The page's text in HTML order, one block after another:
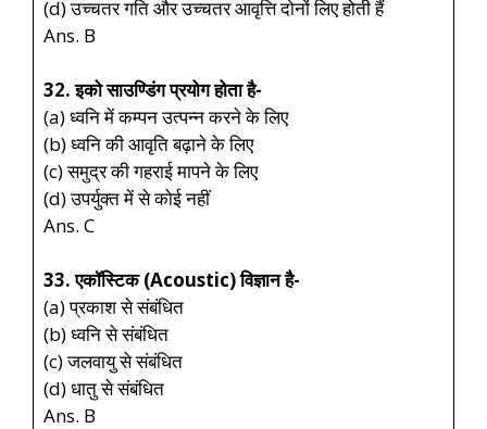
(d) उच्चतर गति और उच्चतर आवृत्ति दोनों लिए होती हैं
Ans. B
32. इको साउण्डिंग प्रयोग होता है-
(a) ध्वनि में कम्पन उत्पन्न करने के लिए
(b) ध्वनि की आवृति बढ़ाने के लिए
(c) समुद्र की गहराई मापने के लिए
(d) उपर्युक्त में से कोई नहीं
Ans. C
33. एकॉस्टिक (Acoustic) विज्ञान है-
(a) प्रकाश से संबंधित
(b) ध्वनि से संबंधित
(c) जलवायु से संबंधित
(d) धातु से संबंधित
Ans. B